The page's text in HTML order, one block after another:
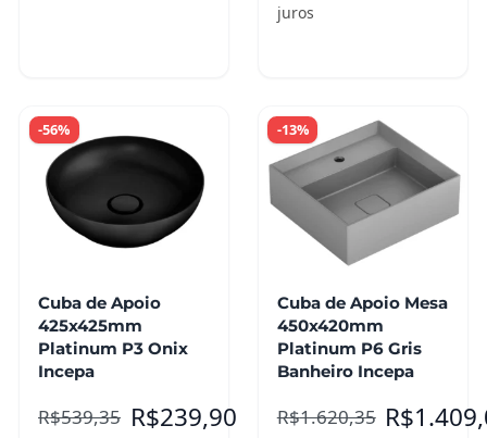
juros
-56%
Cuba de Apoio
425x425mm
Platinum P3 Onix
Incepa
R$539,35 R$239,90
-13%
Cuba de Apoio Mesa
450x420mm
Platinum P6 Gris
Banheiro Incepa
R$1.620,35 R$